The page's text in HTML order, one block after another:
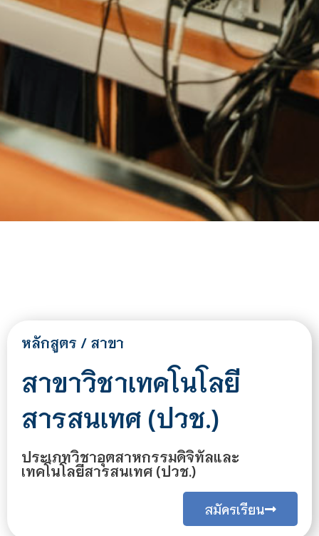
หลักสูตร / สาขา
สาขาวิชาเทคโนโลยี
สารสนเทศ (ปวช.)
ประเภทวิชาอุตสาหกรรมดิจิทัลและ
เทคโนโลยีสารสนเทศ (ปวช.)
สมัครเรียน